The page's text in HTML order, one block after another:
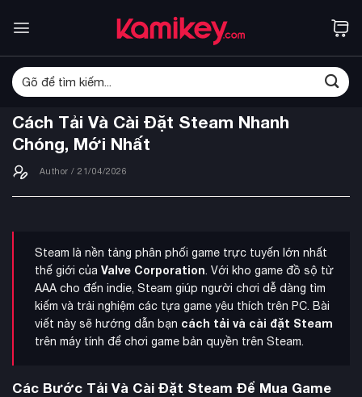
qua
dung
Tìm
kiếm:
Cách Tải Và Cài Đặt Steam Nhanh
Chóng, Mới Nhất
Author/ 21/04/2026
Steam là nền tảng phân phối game trực tuyến lớn nhất
thế giới củaValve Corporation. Với kho game đồ sộ từ
AAA cho đến indie, Steam giúp người chơi dễ dàng tìm
kiếm và trải nghiệm các tựa game yêu thích trên PC. Bài
viết này sẽ hướng dẫn bạn cách tải và cài đặt Steam
trên máy tính để chơi game bản quyền trên Steam.
Các Bước Tải Và Cài Đặt Steam Để Mua Game